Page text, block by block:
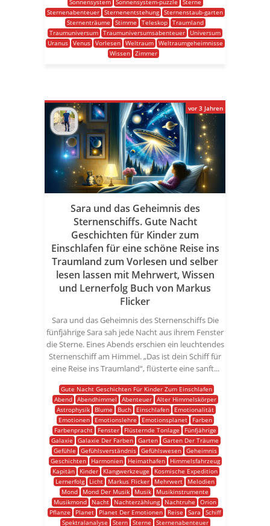
Sonnensystem
Sonnensystem-puzzle
Sterne
Sternenabenteuer Sternenentstehung Sternenstaub-garten
Sternenträume
Stimme Teleskop
Traumland
Traumuniversum Traumuniversumsabenteuer
Universum
Uranus
Venus Vorlesen Weltraum
Weltraumgeheimnisse
Wissen Zimmer
Sara und das Geheimnis des
Sternenschiffs. Gute Nacht
Geschichten für Kinder zum
Einschlafen für eine schöne Reise ins
Traumland zum Vorlesen und selber
lesen lassen mit Mehrwert, Wissen
und Lernerfolg Buch von Markus
Flicker
Sara und das Geheimnis des Sternenschiffs Die
fünfjährige Sara sah jede Nacht aus ihrem Fenster
die Sterne. Eines Abends erschien ein leuchtendes
Sternenschiff am Himmel. „Das ist dein Schiff für
eine Reise ins Traumland“, flüsterte eine sanft...
Gute Nacht Geschichten Für Kinder Zum Einschlafen
Abend
Abendhimmel Abenteuer
Alter Himmelskörper
Astrophysik
Blume Buch Einschlafen
Emotionalität
Emotionen
Emotionslehre Emotionsplanet
Farben
Farbenpracht
Fenster Flüsternde Tonlage
Fünfjährige
Galaxie
Galaxie Der Farben Garten Garten Der Träume
Gefühle
Gefühlsverständnis Gefühlswesen
Geheimnis
Geschichten
Harmonien Heimathafen
Himmelsfahrzeug
Kapitän
Kinder Klangwerkzeuge
Kosmische Expedition
Lernerfolg
Licht Markus Flicker Mehrwert
Melodien
Mond
Mond Der Musik Musik
Musikinstrumente
Musikmond
Nacht Nachterzählung Nachtruhe
Orion
Pflanze
Planet Planet Der Emotionen Reise Sara
Schiff
Spektralanalyse
Stern Sterne
Sternenabenteuer
vor 3 Jahren